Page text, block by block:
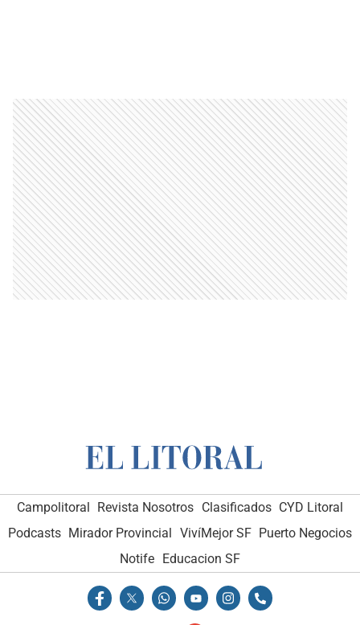
Campolitoral Revista Nosotros Clasificados CYD Litoral
Podcasts Mirador Provincial VivíMejor SF Puerto Negocios
Notife
Educacion SF